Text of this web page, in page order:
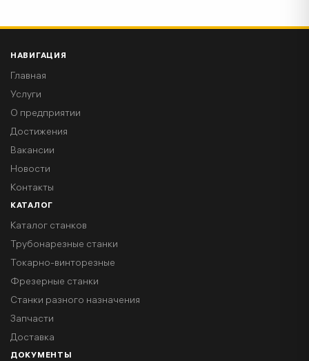
НАВИГАЦИЯ
Главная
Услуги
О предприятии
Достижения
Вакансии
Новости
Контакты
КАТАЛОГ
Каталог станков
Трубонарезные станки
Токарно-винторезные
Фрезерные станки
Станки разного назначения
Запчасти
Доставка
ДОКУМЕНТЫ